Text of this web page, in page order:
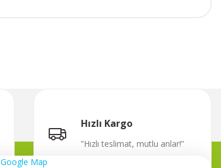
Hızlı Kargo
”Hızlı teslimat, mutlu anlar!”
Google Map